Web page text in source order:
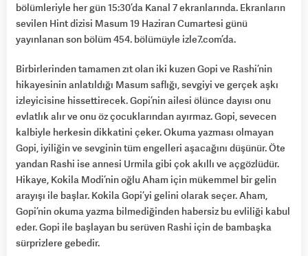
bölümleriyle her gün 15:30’da Kanal 7 ekranlarında. Ekranların
sevilen Hint dizisi Masum 19 Haziran Cumartesi günü
yayınlanan son bölüm 454. bölümüyle izle7.com’da.
Birbirlerinden tamamen zıt olan iki kuzen Gopi ve Rashi’nin
hikayesinin anlatıldığı Masum saflığı, sevgiyi ve gerçek aşkı
izleyicisine hissettirecek. Gopi’nin ailesi ölünce dayısı onu
evlatlık alır ve onu öz çocuklarından ayırmaz. Gopi, sevecen
kalbiyle herkesin dikkatini çeker. Okuma yazması olmayan
Gopi, iyiliğin ve sevginin tüm engelleri aşacağını düşünür. Öte
yandan Rashi ise annesi Urmila gibi çok akıllı ve açgözlüdür.
Hikaye, Kokila Modi’nin oğlu Aham için mükemmel bir gelin
arayışı ile başlar. Kokila Gopi’yi gelini olarak seçer. Aham,
Gopi’nin okuma yazma bilmediğinden habersiz bu evliliği kabul
eder. Gopi ile başlayan bu serüven Rashi için de bambaşka
sürprizlere gebedir.